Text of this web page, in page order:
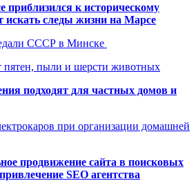
приблизился к историческому
искать следы жизни на Марсе
СССР в Минске
пятен, пыли и шерсти животных
подходят для частных домов и
при организации домашней
продвижение сайта в поисковых
SEO агентства